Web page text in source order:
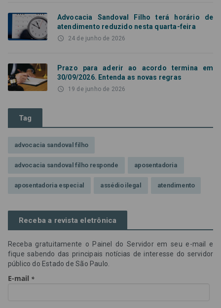
Advocacia Sandoval Filho terá horário de
atendimento reduzido nesta quarta-feira
access_time 24 de junho de 2026
Prazo para aderir ao acordo termina em
30/09/2026. Entenda as novas regras
access_time 19 de junho de 2026
Tag
advocacia sandoval filho
advocacia sandoval filho responde aposentadoria
aposentadoria especial assédio ilegal atendimento
credores prioritários Dia do Servidor Público
Dia dos Professores expediente
Receba a revista eletrônica
Receba gratuitamente o Painel do Servidor em seu e-mail e
fique sabendo das principais notícias de interesse do servidor
público do Estado de São Paulo.